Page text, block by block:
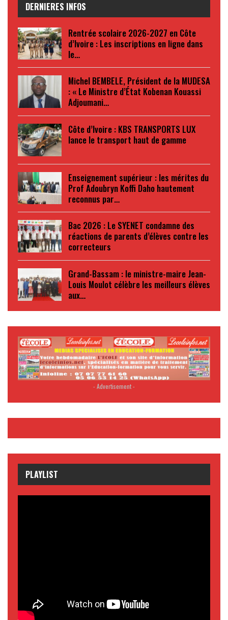
DERNIERES INFOS
Rentrée scolaire 2026-2027 en Côte
d’Ivoire : Les inscriptions en ligne dans
le…
Michel BEMBELE, Président de la MUDESA
: « Le Ministre d’État Kobenan Kouassi
Adjoumani…
Côte d’Ivoire : KBS TRANSPORTS LUX
lance le transport haut de gamme
Enseignement supérieur : les mérites du
Prof Adoubryn Koffi Daho hautement
reconnus par…
Bac 2026 : Le SYENET condamne des
réactions de parents d’élèves contre les
correcteurs
Grand-Bassam : le ministre-maire Jean-
Louis Moulot célèbre les meilleurs élèves
aux…
- Advertisement -
PLAYLIST